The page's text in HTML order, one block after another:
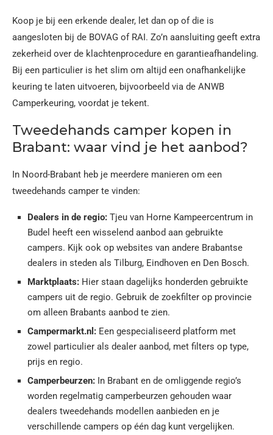
Koop je bij een erkende dealer, let dan op of die is
aangesloten bij de BOVAG of RAI. Zo’n aansluiting geeft extra
zekerheid over de klachtenprocedure en garantieafhandeling.
Bij een particulier is het slim om altijd een onafhankelijke
keuring te laten uitvoeren, bijvoorbeeld via de ANWB
Camperkeuring, voordat je tekent.
Tweedehands camper kopen in
Brabant: waar vind je het aanbod?
In Noord-Brabant heb je meerdere manieren om een
tweedehands camper te vinden:
Dealers in de regio: Tjeu van Horne Kampeercentrum in
Budel heeft een wisselend aanbod aan gebruikte
campers. Kijk ook op websites van andere Brabantse
dealers in steden als Tilburg, Eindhoven en Den Bosch.
Marktplaats: Hier staan dagelijks honderden gebruikte
campers uit de regio. Gebruik de zoekfilter op provincie
om alleen Brabants aanbod te zien.
Campermarkt.nl: Een gespecialiseerd platform met
zowel particulier als dealer aanbod, met filters op type,
prijs en regio.
Camperbeurzen: In Brabant en de omliggende regio’s
worden regelmatig camperbeurzen gehouden waar
dealers tweedehands modellen aanbieden en je
verschillende campers op één dag kunt vergelijken.